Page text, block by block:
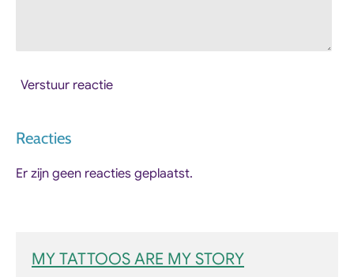
Verstuur reactie
Reacties
Er zijn geen reacties geplaatst.
MY TATTOOS ARE MY STORY